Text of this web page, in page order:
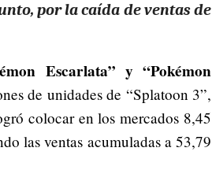
por la caída de ventas de
Escarlata” y “Pokémon
de unidades de “Splatoon 3”,
colocar en los mercados 8,45
las ventas acumuladas a 53,79